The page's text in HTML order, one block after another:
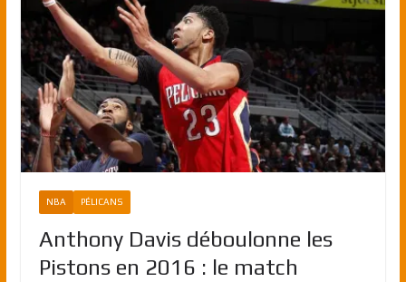
NBA PÉLICANS
Anthony Davis déboulonne les
Pistons en 2016 : le match